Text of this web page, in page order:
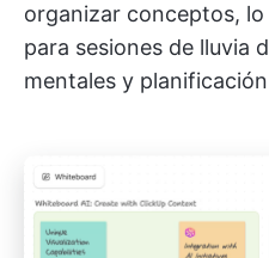
organizar conceptos,
para sesiones de lluvia
mentales y